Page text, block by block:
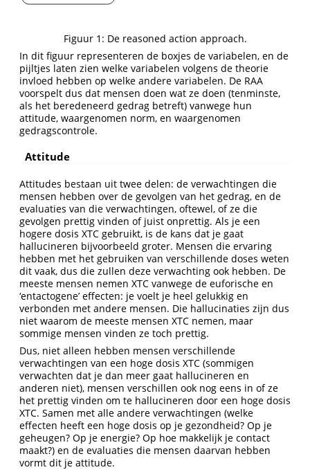
Figuur 1: De reasoned action approach.
In dit figuur representeren de boxjes de variabelen, en de
pijltjes laten zien welke variabelen volgens de theorie
invloed hebben op welke andere variabelen. De RAA
voorspelt dus dat mensen doen wat ze doen (tenminste,
als het beredeneerd gedrag betreft) vanwege hun
attitude, waargenomen norm, en waargenomen
gedragscontrole.
Attitude
Attitudes bestaan uit twee delen: de verwachtingen die
mensen hebben over de gevolgen van het gedrag, en de
evaluaties van die verwachtingen, oftewel, of ze die
gevolgen prettig vinden of juist onprettig. Als je een
hogere dosis XTC gebruikt, is de kans dat je gaat
hallucineren bijvoorbeeld groter. Mensen die ervaring
hebben met het gebruiken van verschillende doses weten
dit vaak, dus die zullen deze verwachting ook hebben. De
meeste mensen nemen XTC vanwege de euforische en
‘entactogene’ effecten: je voelt je heel gelukkig en
verbonden met andere mensen. Die hallucinaties zijn dus
niet waarom de meeste mensen XTC nemen, maar
sommige mensen vinden ze toch prettig.
Dus, niet alleen hebben mensen verschillende
verwachtingen van een hoge dosis XTC (sommigen
verwachten dat je dan meer gaat hallucineren en
anderen niet), mensen verschillen ook nog eens in of ze
het prettig vinden om te hallucineren door een hoge dosis
XTC. Samen met alle andere verwachtingen (welke
effecten heeft een hoge dosis op je gezondheid? Op je
geheugen? Op je energie? Op hoe makkelijk je contact
maakt?) en de evaluaties die mensen daarvan hebben
vormt dit je attitude.